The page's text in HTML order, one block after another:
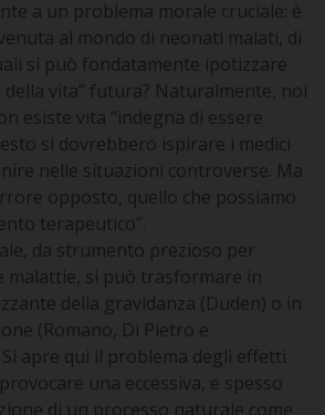
a un problema morale cruciale: è
al mondo di neonati malati, di
si può fondatamente ipotizzare
della vita” futura? Naturalmente, noi
esiste vita “indegna di essere
si dovrebbero ispirare i medici
nelle situazioni controverse. Ma
opposto, quello che possiamo
terapeutico”.
da strumento prezioso per
malattie, si può trasformare in
della gravidanza (Duden) o in
(Romano, Di Pietro e
apre qui il problema degli effetti
una eccessiva, e spesso
di un processo naturale come